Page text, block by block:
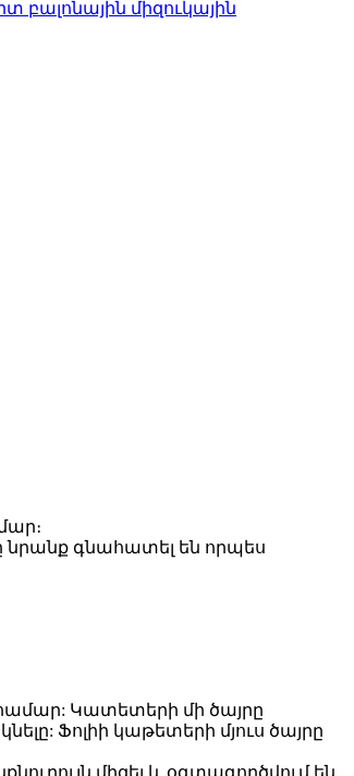
նրանք գնահատել են որպես
Կատետերի մի ծայրը
Ֆոլիի կաթետերի մյուս ծայրը